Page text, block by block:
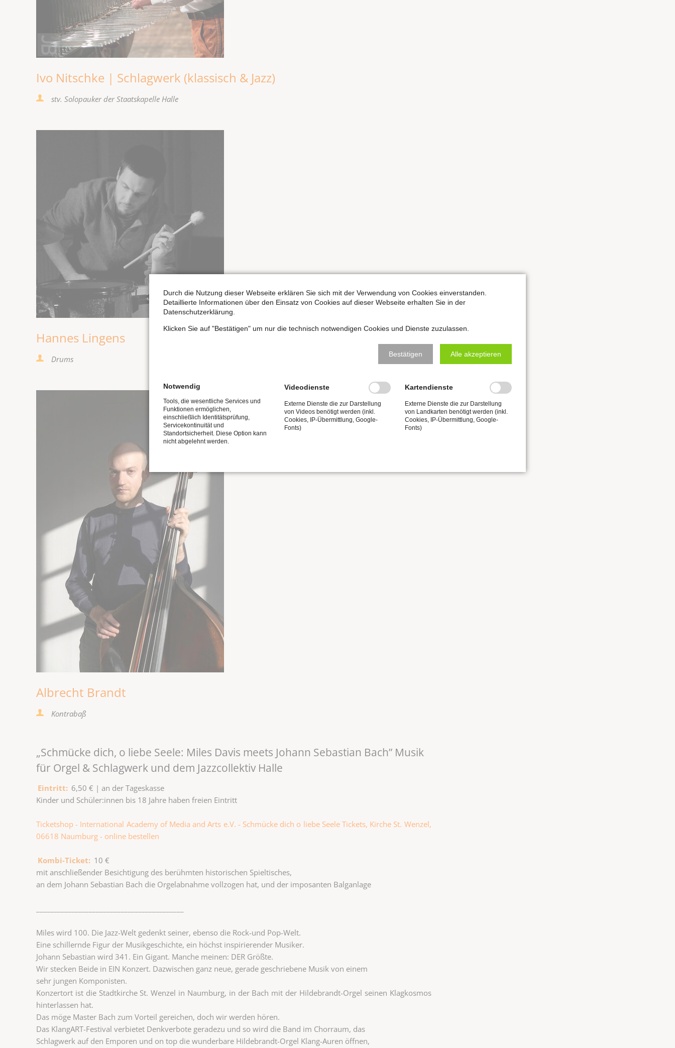
Ivo Nitschke | Schlagwerk (klassisch & Jazz)
stv. Solopauker der Staatskapelle Halle
Hannes Lingens
Drums
Albrecht Brandt
Kontrabaß
„Schmücke dich, o liebe Seele: Miles Davis meets Johann Sebastian Bach” Musik
für Orgel & Schlagwerk und dem Jazzcollektiv Halle
Eintritt: 6,50 € | an der Tageskasse
Kinder und Schüler:innen bis 18 Jahre haben freien Eintritt
Ticketshop - International Academy of Media and Arts e.V. - Schmücke dich o liebe Seele Tickets, Kirche St. Wenzel,
06618 Naumburg - online bestellen
Kombi-Ticket: 10 €
mit anschließender Besichtigung des berühmten historischen Spieltisches,
an dem Johann Sebastian Bach die Orgelabnahme vollzogen hat, und der imposanten Balganlage
Miles wird 100. Die Jazz-Welt gedenkt seiner, ebenso die Rock-und Pop-Welt.
Eine schillernde Figur der Musikgeschichte, ein höchst inspirierender Musiker.
Johann Sebastian wird 341. Ein Gigant. Manche meinen: DER Größte.
Wir stecken Beide in EIN Konzert. Dazwischen ganz neue, gerade geschriebene Musik von einem
sehr jungen Komponisten.
Konzertort ist die Stadtkirche St. Wenzel in Naumburg, in der Bach mit der Hildebrandt-Orgel seinen Klagkosmos
hinterlassen hat.
Das möge Master Bach zum Vorteil gereichen, doch wir werden hören.
Das KlangART-Festival verbietet Denkverbote geradezu und so wird die Band im Chorraum, das
Schlagwerk auf den Emporen und on top die wunderbare Hildebrandt-Orgel Klang-Auren öffnen,
Durch die Nutzung dieser Webseite erklären Sie sich mit der Verwendung von Cookies einverstanden.
Detaillierte Informationen über den Einsatz von Cookies auf dieser Webseite erhalten Sie in der
Datenschutzerklärung.
Klicken Sie auf "Bestätigen" um nur die technisch notwendigen Cookies und Dienste zuzulassen.
Bestätigen Alle akzeptieren
Notwendig
Tools, die wesentliche Services und
Funktionen ermöglichen,
einschließlich Identitätsprüfung,
Servicekontinuität und
Standortsicherheit. Diese Option kann
nicht abgelehnt werden.
Videodienste
Externe Dienste die zur Darstellung
von Videos benötigt werden (inkl.
Cookies, IP-Übermittlung, Google-
Fonts)
Kartendienste
Externe Dienste die zur Darstellung
von Landkarten benötigt werden (inkl.
Cookies, IP-Übermittlung, Google-
Fonts)